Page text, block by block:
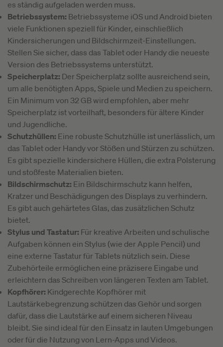
es ständig aufgeladen werden muss.
Betriebssystem: Betriebssysteme iOS und Android bieten
viele Funktionen speziell für Kinder, einschließlich
Kindersicherungen und Bildschirmzeit-Einstellungen.
Stellen Sie sicher, dass das Tablet oder Handy die neueste
Version des Betriebssystems unterstützt.
Speicherplatz: Der Speicherplatz sollte ausreichend sein,
um alle benötigten Apps, Spiele und Medien zu speichern.
Ein Minimum von 32 GB wird empfohlen, aber mehr
Speicherplatz ist vorteilhaft, besonders für ältere Kinder
und Jugendliche.
Schutzhüllen: Eine robuste Schutzhülle ist unerlässlich, um
das Tablet oder Handy vor Stößen und Stürzen zu schützen.
Es gibt spezielle kindersichere Hüllen, die extra Polsterung
und stoßfeste Materialien bieten.
Bildschirmschutz: Ein Bildschirmschutz kann helfen,
Kratzer und Beschädigungen des Displays zu verhindern.
Es gibt auch gehärtetes Glas, das zusätzlichen Schutz
bietet.
Stylus und Tastatur: Für kreative Arbeiten und schulische
Aufgaben können ein Stylus (wie der Apple Pencil) und
eine externe Tastatur für Tablets nützlich sein. Diese
Zubehörteile ermöglichen eine präzisere Eingabe und
erleichtern das Schreiben von längeren Texten am Tablet.
Kopfhörer: Kindgerechte Kopfhörer mit
Lautstärkebegrenzung schützen das Gehör und sorgen
dafür, dass die Lautstärke auf einem sicheren Niveau
bleibt. Sie sind ideal für den Einsatz in lauten Umgebungen
oder für die Nutzung von Lern-Apps und Videos.